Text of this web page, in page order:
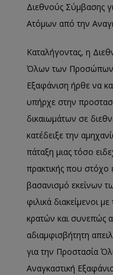
Διεθνούς Σύμβασης
Ατόμων από την
Καταλήγοντας, η
Όλων των Προσώπων
Εξαφάνιση ήρθε να
υπήρχε στην
δικαιωμάτων σε
κατέδειξε την
πάταξη μιας τόσο
πρακτικής που στόχο
βασανισμό εκείνων
φιλικά διακείμενοι
κρατών και συνεπώς
αδιαμφισβήτητη
για την Προστασία
Αναγκαστική